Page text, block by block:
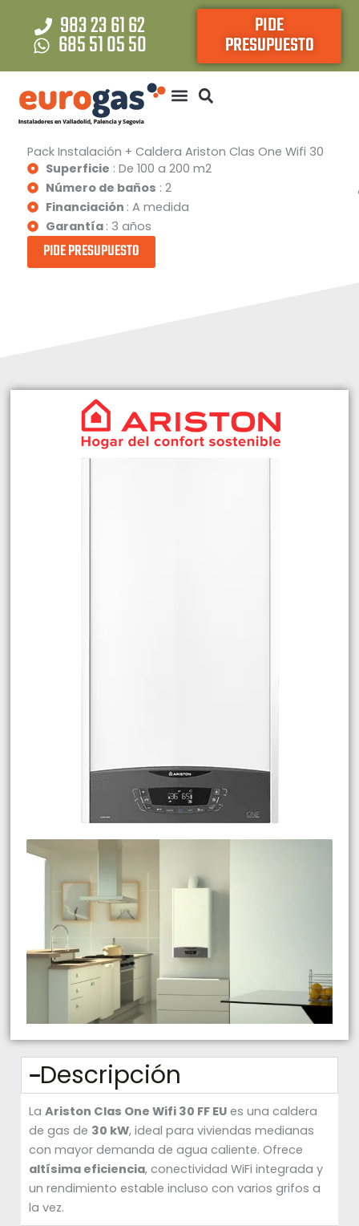
contenido
983 23 61 62
685 51 05 50
PIDE
PRESUPUESTO
Pack Instalación + Caldera Ariston Clas One Wifi 30
Superficie : De 100 a 200 m2
Número de baños : 2
Financiación : A medida
Garantía : 3 años
PIDE PRESUPUESTO
Descripción
LaAriston Clas One Wifi 30 FF EU es una caldera
de gas de 30 kW, ideal para viviendas medianas
con mayor demanda de agua caliente. Ofrece
altísima eficiencia, conectividad WiFi integrada y
un rendimiento estable incluso con varios grifos a
la vez.